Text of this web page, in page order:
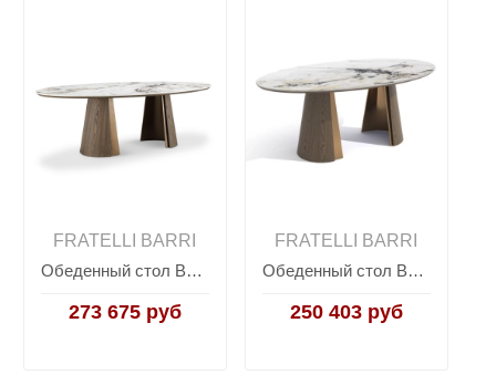
FRATELLI BARRI
Обеденный стол BELMONTE, FRATELLI BARRI
273 675 руб
FRATELLI BARRI
Обеденный стол BELMONTE, FRATELLI BARRI
250 403 руб